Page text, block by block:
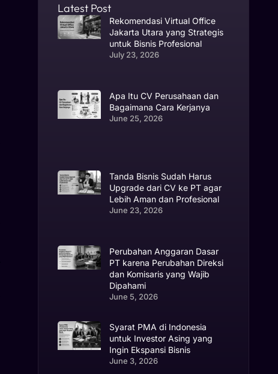
Latest Post
Rekomendasi Virtual Office
Jakarta Utara yang Strategis
untuk Bisnis Profesional
July 23, 2026
Apa Itu CV Perusahaan dan
Bagaimana Cara Kerjanya
June 25, 2026
Tanda Bisnis Sudah Harus
Upgrade dari CV ke PT agar
Lebih Aman dan Profesional
June 23, 2026
Perubahan Anggaran Dasar
PT karena Perubahan Direksi
dan Komisaris yang Wajib
Dipahami
June 5, 2026
Syarat PMA di Indonesia
untuk Investor Asing yang
Ingin Ekspansi Bisnis
June 3, 2026